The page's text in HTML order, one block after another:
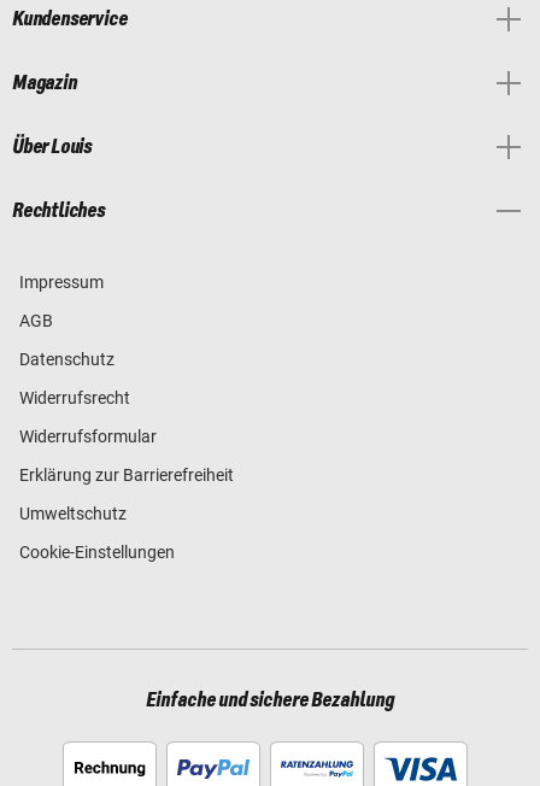
Kundenservice
Magazin
Über Louis
Rechtliches
Impressum
AGB
Datenschutz
Widerrufsrecht
Widerrufsformular
Erklärung zur Barrierefreiheit
Umweltschutz
Cookie-Einstellungen
Einfache und sichere Bezahlung